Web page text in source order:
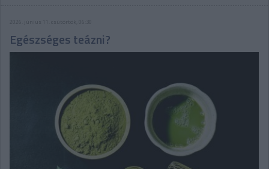
2026. június 11. csütörtök, 06:30
Egészséges teázni?